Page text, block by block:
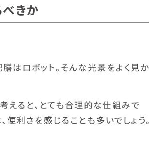
べきか
膳はロボット。そんな光景をよく見か
えると、とても合理的な仕組みで
便利さを感じることも多いでしょう。